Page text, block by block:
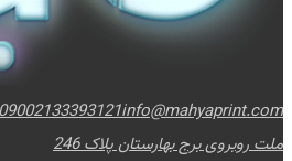
02133393121info@mahyaprint.com
ملت روبروی برج بهارستان پلاک 246